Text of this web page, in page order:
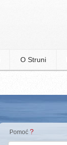
O Struni
Pomoć ?